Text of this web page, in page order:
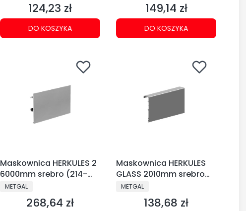
Cena
124,23 zł
DO KOSZYKA
Cena
149,14 zł
DO KOSZYKA
Maskownica HERKULES 2
6000mm srebro (214-
700)
PRODUCENT
METGAL
Cena
268,64 zł
Maskownica HERKULES
GLASS 2010mm srebro
(214-605)
PRODUCENT
METGAL
Cena
138,68 zł